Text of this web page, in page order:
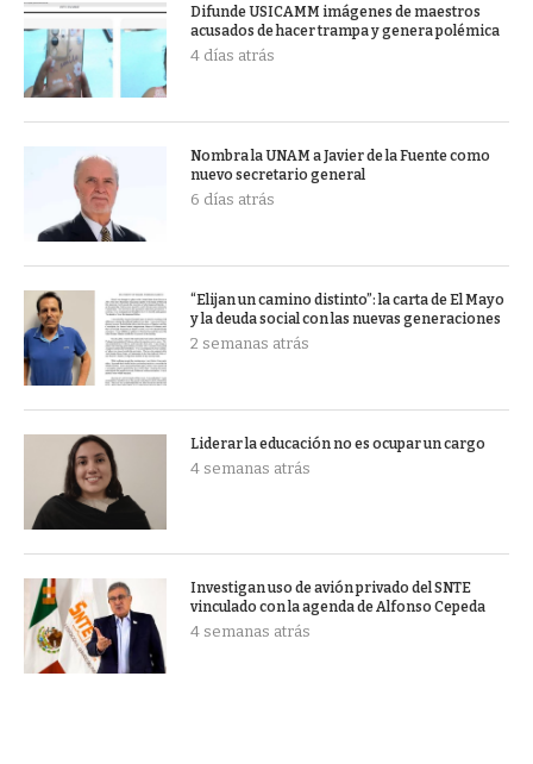
Difunde USICAMM imágenes de maestros
acusados de hacer trampa y genera polémica
4 días atrás
Nombra la UNAM a Javier de la Fuente como
nuevo secretario general
6 días atrás
“Elijan un camino distinto”: la carta de El Mayo
y la deuda social con las nuevas generaciones
2 semanas atrás
Liderar la educación no es ocupar un cargo
4 semanas atrás
Investigan uso de avión privado del SNTE
vinculado con la agenda de Alfonso Cepeda
4 semanas atrás